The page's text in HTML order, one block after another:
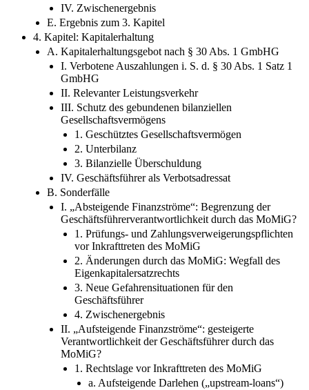
IV. Zwischenergebnis
E. Ergebnis zum 3. Kapitel
4. Kapitel: Kapitalerhaltung
A. Kapitalerhaltungsgebot nach § 30 Abs. 1 GmbHG
I. Verbotene Auszahlungen i. S. d. § 30 Abs. 1 Satz 1
GmbHG
II. Relevanter Leistungsverkehr
III. Schutz des gebundenen bilanziellen
Gesellschaftsvermögens
1. Geschütztes Gesellschaftsvermögen
2. Unterbilanz
3. Bilanzielle Überschuldung
IV. Geschäftsführer als Verbotsadressat
B. Sonderfälle
I. „Absteigende Finanzströme“: Begrenzung der
Geschäftsführerverantwortlichkeit durch das MoMiG?
1. Prüfungs- und Zahlungsverweigerungspflichten
vor Inkrafttreten des MoMiG
2. Änderungen durch das MoMiG: Wegfall des
Eigenkapitalersatzrechts
3. Neue Gefahrensituationen für den
Geschäftsführer
4. Zwischenergebnis
II. „Aufsteigende Finanzströme“: gesteigerte
Verantwortlichkeit der Geschäftsführer durch das
MoMiG?
1. Rechtslage vor Inkrafttreten des MoMiG
a. Aufsteigende Darlehen („upstream-loans“)